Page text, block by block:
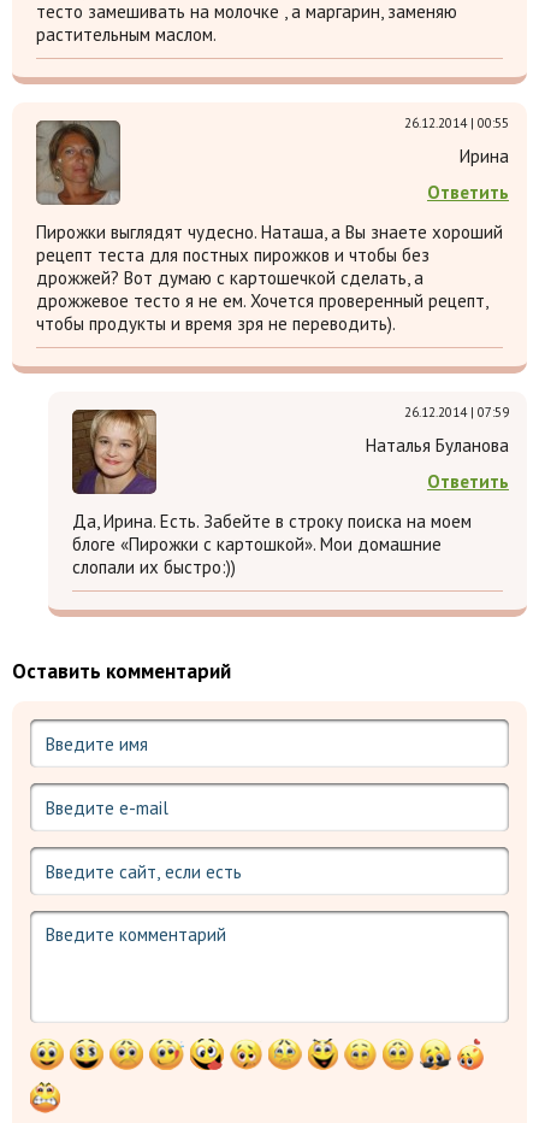
тесто замешивать на молочке , а маргарин, заменяю
растительным маслом.
Ирина
Пирожки выглядят чудесно. Наташа, а Вы знаете хороший
рецепт теста для постных пирожков и чтобы без
дрожжей? Вот думаю с картошечкой сделать, а
дрожжевое тесто я не ем. Хочется проверенный рецепт,
чтобы продукты и время зря не переводить).
Ответить
26.12.2014 | 00:55
Наталья Буланова
Да, Ирина. Есть. Забейте в строку поиска на моем
блоге «Пирожки с картошкой». Мои домашние
слопали их быстро:))
Ответить
26.12.2014 | 07:59
Оставить комментарий